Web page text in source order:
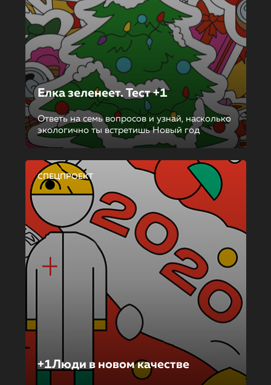
Елка зеленеет. Тест +1
Ответь на семь вопросов и узнай, насколько
экологично ты встретишь Новый год
СПЕЦПРОЕКТ
+1Люди в новом качестве